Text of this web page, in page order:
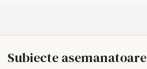
Subiecte asemanatoare